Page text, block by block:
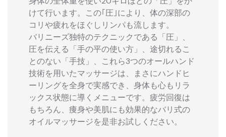
けて行います。この｢圧｣により、体の深部の
コリや疲れをほぐしリンパも流します。
バリニーズ独特のテクニックである「圧」、
圧を伝える「手の平の使い方」、途切れるこ
とのない「手技」、これら3つのオールハンド
技術を用いたマッサージは、まさにハンドヒ
ーリングを全身で実感でき、身体も心もリラ
ックス状態に導くメニューです。疲労回復は
もちろん、痩身や美肌にも効果的なバリ式の
オイルマッサージを是非お試しください。